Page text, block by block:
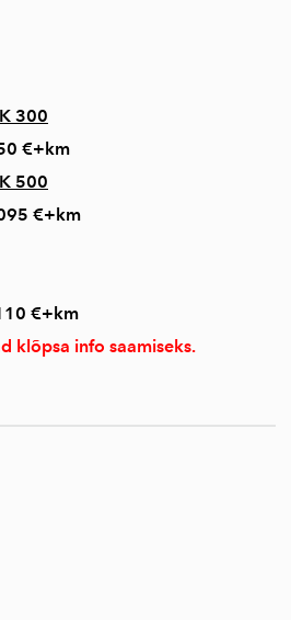
300
500
klõpsa info saamiseks.